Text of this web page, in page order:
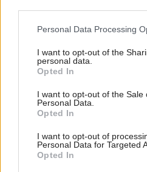
Please note that this website/
not limited to your visit or usage
grant or deny consent to Google
use your data for below
consent section.
Personal Data Processing
I want to opt-out of the
personal data.
Opted In
I want to opt-out of the Sale
Personal Data.
Opted In
I want to opt-out of
Personal Data for Targeted
Opted In
K bytu ladili aj škáry v
stereotyp, bývanie
Inšpirácie
jedáleň,kov, červená